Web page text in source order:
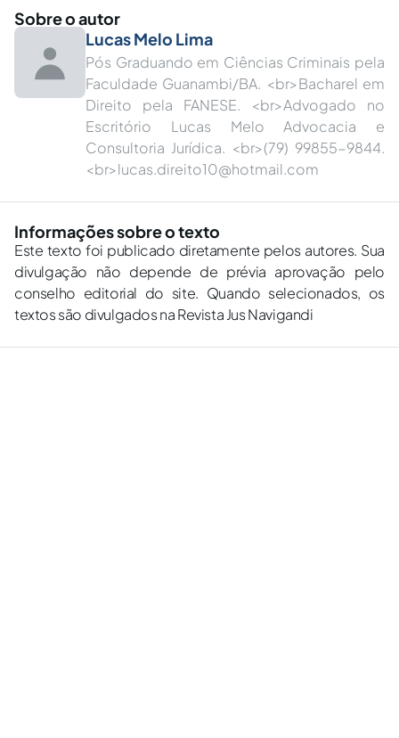
Sobre o autor
Lucas Melo Lima
Pós Graduando em Ciências Criminais pela
Faculdade Guanambi/BA. <br>Bacharel em
Direito pela FANESE. <br>Advogado no
Escritório Lucas Melo Advocacia e
Consultoria Jurídica. <br>(79) 99855-9844.
<br>lucas.direito10@hotmail.com
Informações sobre o texto
Este texto foi publicado diretamente pelos autores. Sua
divulgação não depende de prévia aprovação pelo
conselho editorial do site. Quando selecionados, os
textos são divulgados na Revista Jus Navigandi